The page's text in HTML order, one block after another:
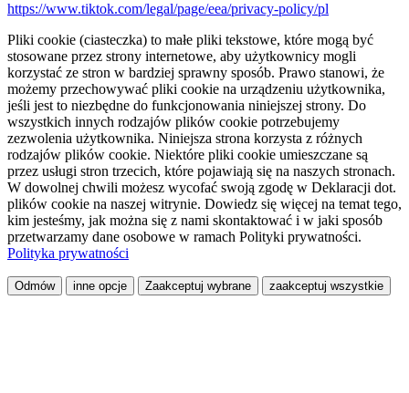
https://www.tiktok.com/legal/page/eea/privacy-policy/pl
Pliki cookie (ciasteczka) to małe pliki tekstowe, które mogą być
stosowane przez strony internetowe, aby użytkownicy mogli
korzystać ze stron w bardziej sprawny sposób. Prawo stanowi, że
możemy przechowywać pliki cookie na urządzeniu użytkownika,
jeśli jest to niezbędne do funkcjonowania niniejszej strony. Do
wszystkich innych rodzajów plików cookie potrzebujemy
zezwolenia użytkownika. Niniejsza strona korzysta z różnych
rodzajów plików cookie. Niektóre pliki cookie umieszczane są
przez usługi stron trzecich, które pojawiają się na naszych stronach.
W dowolnej chwili możesz wycofać swoją zgodę w Deklaracji dot.
plików cookie na naszej witrynie. Dowiedz się więcej na temat tego,
kim jesteśmy, jak można się z nami skontaktować i w jaki sposób
przetwarzamy dane osobowe w ramach Polityki prywatności.
Polityka prywatności
Odmów inne opcje Zaakceptuj wybrane zaakceptuj wszystkie